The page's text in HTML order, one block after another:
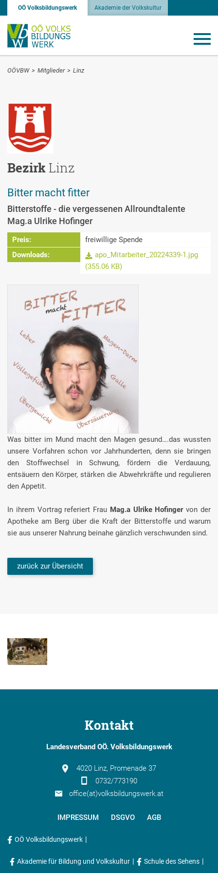
OÖ Volksbildungswerk Akademie der Volkskultur
OÖVBW > Mitglieder > Linz
Bezirk Linz
Bitter macht fitter
Bitterstoffe - die vergessenen Allroundtalente
Mag.a Ulrike Hofinger
Preis:
freiwillige Spende
Downloads:
apo_Mitarbeiter_20224339-1.jpg
(355.06 KB)
Was bitter im Mund macht den Magen gesund….das wussten
unsere Vorfahren schon vor Jahrhunderten, denn sie bringen
den Stoffwechsel in Schwung, fördern die Verdauung,
entsäuern den Körper, stärken die Abwehrkräfte und regulieren
den Appetit.
In ihrem Vortrag referiert Frau Mag.a Ulrike Hofingervon der
Apotheke am Berg über die Kraft der Bitterstoffe und warum
sie aus unserer Nahrung beinahe gänzlich verschwunden sind.
zurück zur Übersicht
Kontakt
Landesverband OÖ. Volksbildungswerk
4020 Linz, Promenade 37
0732/773190
office(at)volksbildungswerk.at
IMPRESSUM DSGVO AGB
OÖ Volksbildungswerk |
Akademie für Bildung und Volkskultur | Schule des Sehens |